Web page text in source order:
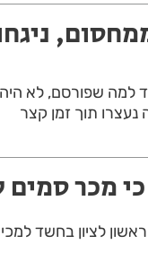
למה שפורסם, לא היה
תוך זמן קצר
מכר סמים
לציון בחשד